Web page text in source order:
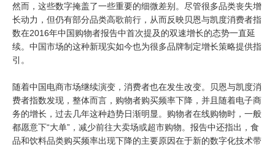
然而，这些数字掩盖了一些重要的细微差别。尽管很多品类丧失增
长动力，但仍有部分品类高歌前行，从而反映贝恩与凯度消费者指
数在2016年中国购物者报告中首次提及的双速增长的态势一直延
续。中国市场的这种新现实如今也为很多品牌制定增长策略提供指
引。
随着中国电商市场继续演变，消费者也在发生改变。贝恩与凯度消
费者指数发现，整体而言，购物者购买频率下降，并且随着电子商
务的增长，过去几年这种趋势日渐明显。购物者在线购物时，一般
都愿意下“大单”，减少前往大卖场或超市购物。报告中还指出，食
品和饮料品类购买频率出现下降的主要原因在于新的数字化技术带